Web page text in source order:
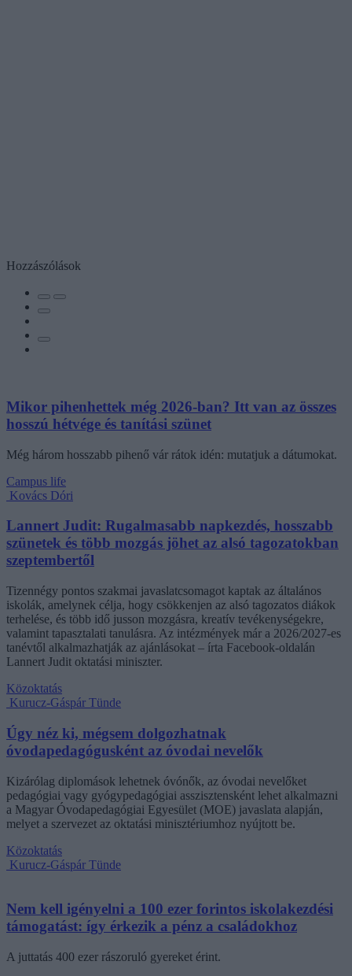
Hozzászólások
Mikor pihenhettek még 2026-ban? Itt van az összes
hosszú hétvége és tanítási szünet
Még három hosszabb pihenő vár rátok idén: mutatjuk a dátumokat.
Campus life
Kovács Dóri
Lannert Judit: Rugalmasabb napkezdés, hosszabb
szünetek és több mozgás jöhet az alsó tagozatokban
szeptembertől
Tizennégy pontos szakmai javaslatcsomagot kaptak az általános
iskolák, amelynek célja, hogy csökkenjen az alsó tagozatos diákok
terhelése, és több idő jusson mozgásra, kreatív tevékenységekre,
valamint tapasztalati tanulásra. Az intézmények már a 2026/2027-es
tanévtől alkalmazhatják az ajánlásokat – írta Facebook-oldalán
Lannert Judit oktatási miniszter.
Közoktatás
Kurucz-Gáspár Tünde
Úgy néz ki, mégsem dolgozhatnak
óvodapedagógusként az óvodai nevelők
Kizárólag diplomások lehetnek óvónők, az óvodai nevelőket
pedagógiai vagy gyógypedagógiai asszisztensként lehet alkalmazni
a Magyar Óvodapedagógiai Egyesület (MOE) javaslata alapján,
melyet a szervezet az oktatási minisztériumhoz nyújtott be.
Közoktatás
Kurucz-Gáspár Tünde
Nem kell igényelni a 100 ezer forintos iskolakezdési
támogatást: így érkezik a pénz a családokhoz
A juttatás 400 ezer rászoruló gyereket érint.